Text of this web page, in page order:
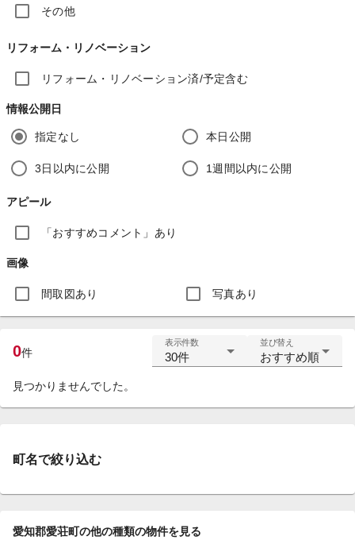
その他
リフォーム・リノベーション
リフォーム・リノベーション済/予定含む
情報公開日
指定なし 本日公開
3日以内に公開 1週間以内に公開
アピール
「おすすめコメント」あり
画像
間取図あり 写真あり
0件
表示件数
30件
並び替え
おすすめ順
見つかりませんでした。
町名で絞り込む
愛知郡愛荘町の他の種類の物件を見る